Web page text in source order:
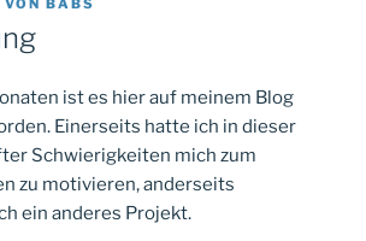
VON BABS
ist es hier auf meinem Blog
Einerseits hatte ich in dieser
Schwierigkeiten mich zum
zu motivieren, anderseits
ein anderes Projekt.